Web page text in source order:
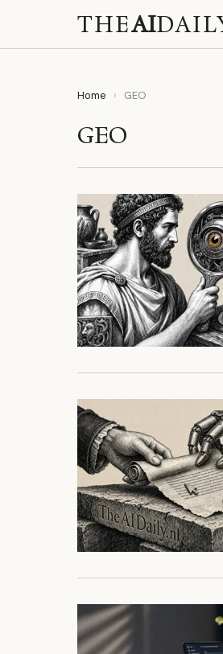
THEAI
Home › GEO
GEO